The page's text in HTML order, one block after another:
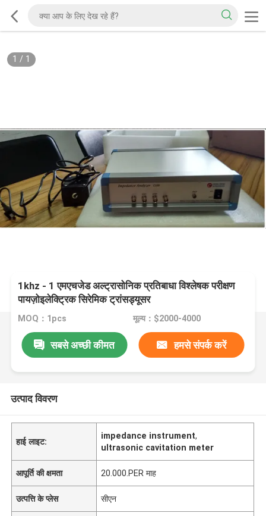
1 / 1
1khz - 1 एमएचजेड अल्ट्रासोनिक प्रतिबाधा विश्लेषक परीक्षण
पायज़ोइलेक्ट्रिक सिरेमिक ट्रांसड्यूसर
MOQ：1pcs मूल्य：$2000-4000
सबसे अच्छी कीमत हमसे संपर्क करें
उत्पाद विवरण
हाई लाइट:
impedance instrument,
ultrasonic cavitation meter
आपूर्ति की क्षमता 20.000.PER माह
उत्पत्ति के प्लेस सीएन